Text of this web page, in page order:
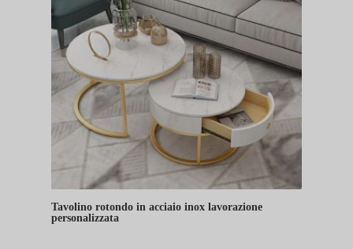
Tavolino rotondo in acciaio inox lavorazione
personalizzata